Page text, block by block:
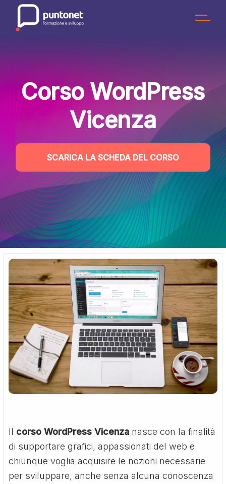
content
Corso WordPress
Vicenza
SCARICA LA SCHEDA DEL CORSO
Il corso WordPress Vicenza nasce con la finalità
di supportare grafici, appassionati del web e
chiunque voglia acquisire le nozioni necessarie
per sviluppare, anche senza alcuna conoscenza